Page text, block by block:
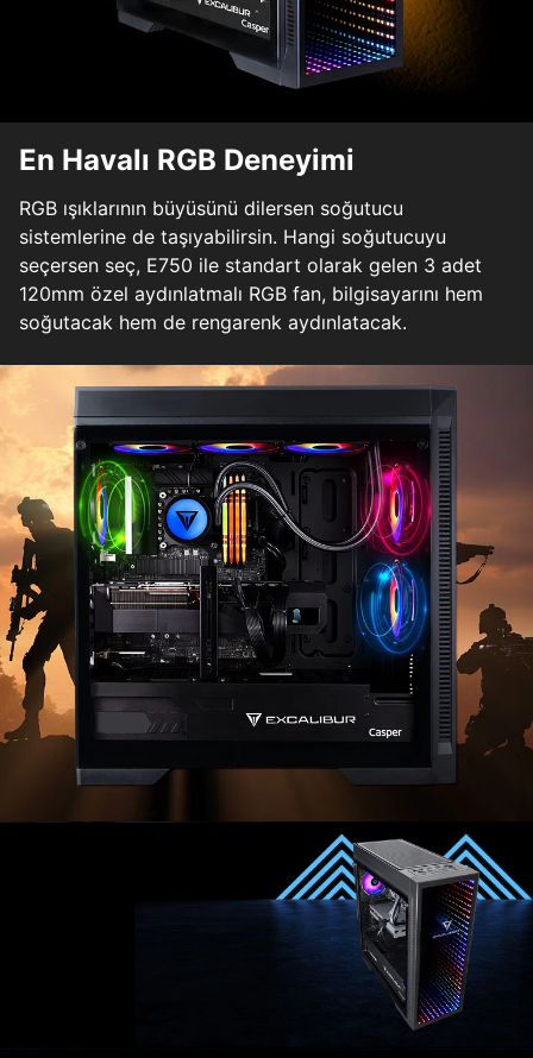
En Havalı RGB Deneyimi
RGB ışıklarının büyüsünü dilersen soğutucu
sistemlerine de taşıyabilirsin. Hangi soğutucuyu
seçersen seç, E750 ile standart olarak gelen 3 adet
120mm özel aydınlatmalı RGB fan, bilgisayarını hem
soğutacak hem de rengarenk aydınlatacak.